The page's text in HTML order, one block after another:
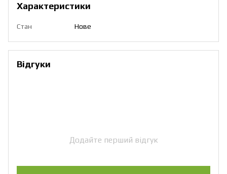
Характеристики
Стан Нове
Відгуки
Додайте перший відгук